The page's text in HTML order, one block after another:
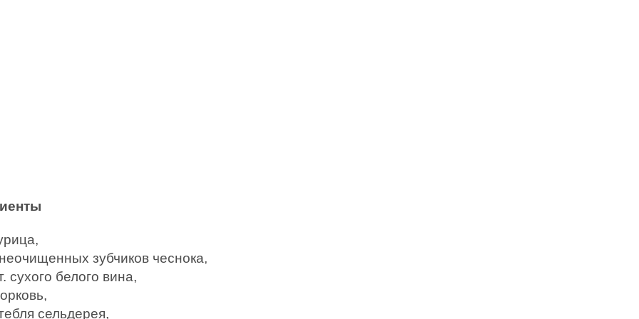
зубчиков чеснока,
сухого белого вина,
сельдерея,